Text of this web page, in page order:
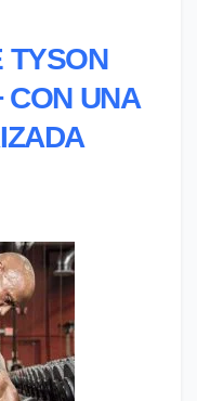
TYSON
CON UNA